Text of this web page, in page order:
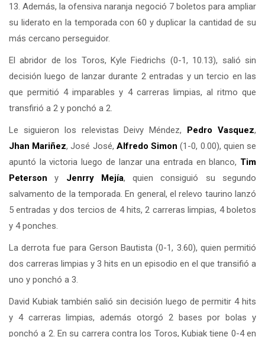
13. Además, la ofensiva naranja negoció 7 boletos para ampliar
su liderato en la temporada con 60 y duplicar la cantidad de su
más cercano perseguidor.
El abridor de los Toros, Kyle Fiedrichs (0-1, 10.13), salió sin
decisión luego de lanzar durante 2 entradas y un tercio en las
que permitió 4 imparables y 4 carreras limpias, al ritmo que
transfirió a 2 y ponchó a 2.
Le siguieron los relevistas Deivy Méndez, Pedro Vasquez,
Jhan Mariñez, José José, Alfredo Simon (1-0, 0.00), quien se
apuntó la victoria luego de lanzar una entrada en blanco, Tim
Peterson y Jenrry Mejía, quien consiguió su segundo
salvamento de la temporada. En general, el relevo taurino lanzó
5 entradas y dos tercios de 4 hits, 2 carreras limpias, 4 boletos
y 4 ponches.
La derrota fue para Gerson Bautista (0-1, 3.60), quien permitió
dos carreras limpias y 3 hits en un episodio en el que transifió a
uno y ponchó a 3.
David Kubiak también salió sin decisión luego de permitir 4 hits
y 4 carreras limpias, además otorgó 2 bases por bolas y
ponchó a 2. En su carrera contra los Toros, Kubiak tiene 0-4 en